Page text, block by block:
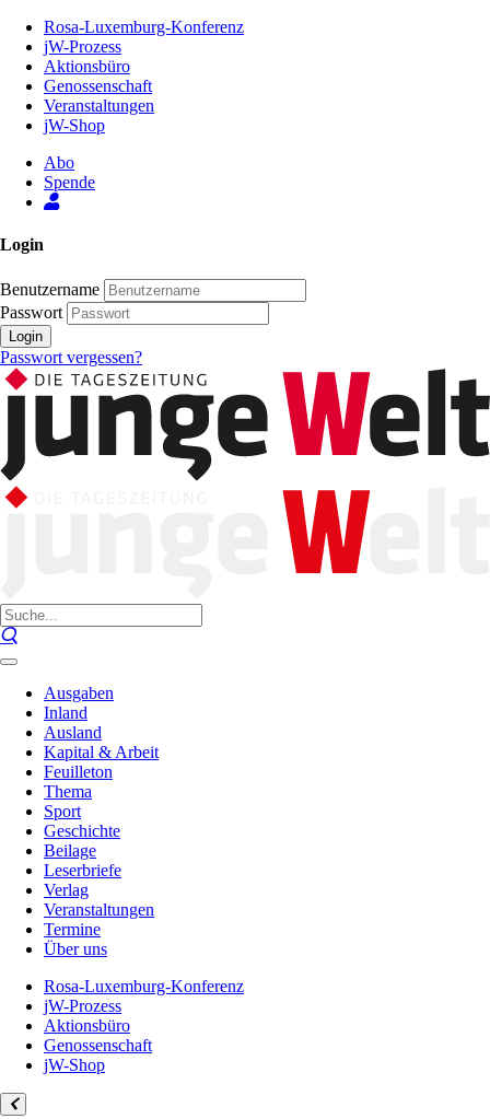
Inhalt
Seite
Rosa-Luxemburg-Konferenz
jW-Prozess
Aktionsbüro
Genossenschaft
Veranstaltungen
jW-Shop
Abo
Spende
Login
Benutzername
Passwort
Login
Passwort vergessen?
Ausgaben
Inland
Ausland
Kapital & Arbeit
Feuilleton
Thema
Sport
Geschichte
Beilage
Leserbriefe
Verlag
Veranstaltungen
Termine
Über uns
Rosa-Luxemburg-Konferenz
jW-Prozess
Aktionsbüro
Genossenschaft
jW-Shop